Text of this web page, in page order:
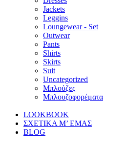
Jackets
Leggins
Loungewear - Set
Outwear
Pants
Shirts
Skirts
Suit
Uncategorized
Μπλούζες
Μπλουζοφορέματα
LOOKBOOK
ΣΧΕΤΙΚΑ Μ’ ΕΜΑΣ
BLOG